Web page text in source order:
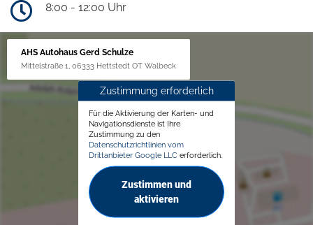
8:00 - 12:00 Uhr
AHS Autohaus Gerd Schulze
Mittelstraße 1, 06333 Hettstedt OT Walbeck
Zustimmung erforderlich
Für die Aktivierung der Karten- und
Navigationsdienste ist Ihre
Zustimmung zu den
Datenschutzrichtlinien vom
Drittanbieter Google LLC erforderlich.
Zustimmen und
aktivieren